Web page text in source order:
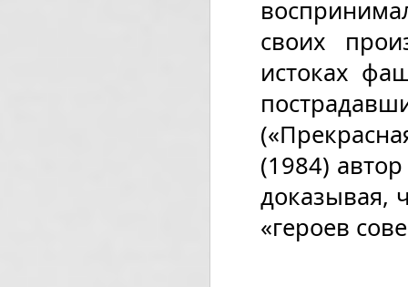
своих
истоках
(1984)
доказывая,
«героев